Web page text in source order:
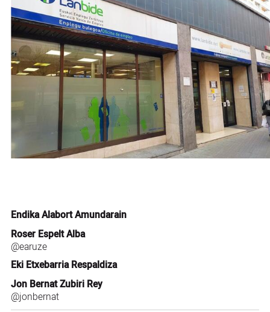
Endika Alabort Amundarain
Roser Espelt Alba
@earuze
Eki Etxebarria Respaldiza
Jon Bernat Zubiri Rey
@jonbernat